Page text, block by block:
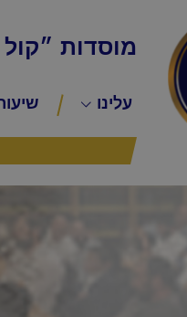
מוסדות ״קול
עלינו